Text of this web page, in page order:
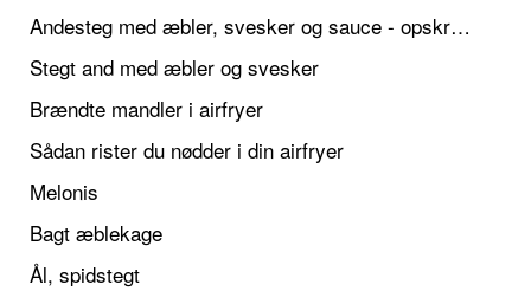
Andesteg med æbler, svesker og sauce - opskrift også til jul
Stegt and med æbler og svesker
Brændte mandler i airfryer
Sådan rister du nødder i din airfryer
Melonis
Bagt æblekage
Ål, spidstegt